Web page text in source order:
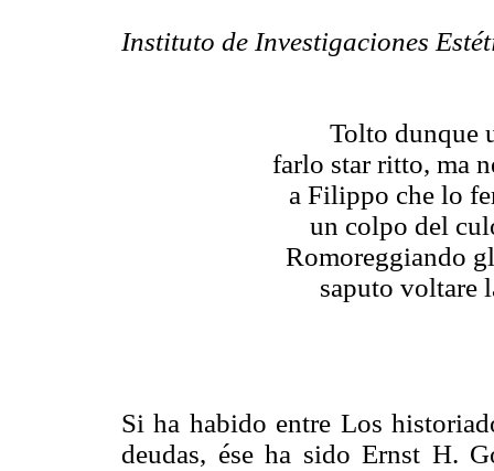
Instituto de Investigaciones
Tolto dunque
farlo star ritto, ma
a Filippo che lo
un colpo del
Romoreggiando
saputo voltare
Si ha habido entre Los
deudas, ése ha sido Ernst H.